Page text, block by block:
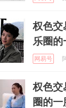
权色交
乐圈的
网易号
权色交
圈的一